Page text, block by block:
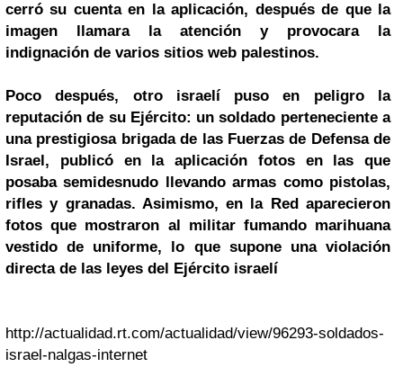
cerró su cuenta en la aplicación, después de que la
imagen llamara la atención y provocara la
indignación de varios sitios web palestinos.
Poco después, otro israelí puso en peligro la
reputación de su Ejército: un soldado perteneciente a
una prestigiosa brigada de las Fuerzas de Defensa de
Israel, publicó en la aplicación fotos en las que
posaba semidesnudo llevando armas como pistolas,
rifles y granadas. Asimismo, en la Red aparecieron
fotos que mostraron al militar fumando marihuana
vestido de uniforme, lo que supone una violación
directa de las leyes del Ejército israelí
http://actualidad.rt.com/actualidad/view/96293-soldados-
israel-nalgas-internet